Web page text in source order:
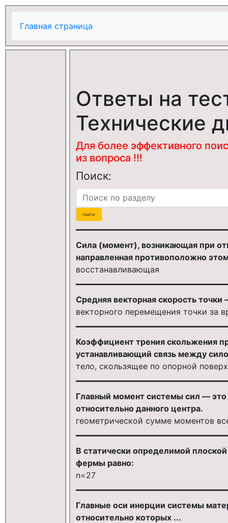
Главная страница
Ответы на
Технические
Для более эффективного
из вопроса !!!
Поиск:
Сила (момент), возникающая при
направленная противоположно
восстанавливающая
Средняя векторная скорость
векторного перемещения точки за
Коэффициент трения скольжения
устанавливающий связь между
тело, скользящее по опорной
Главный момент системы сил — это
относительно данного центра.
геометрической сумме моментов
В статически определимой
фермы равно:
n=27
Главные оси инерции системы
относительно которых ...